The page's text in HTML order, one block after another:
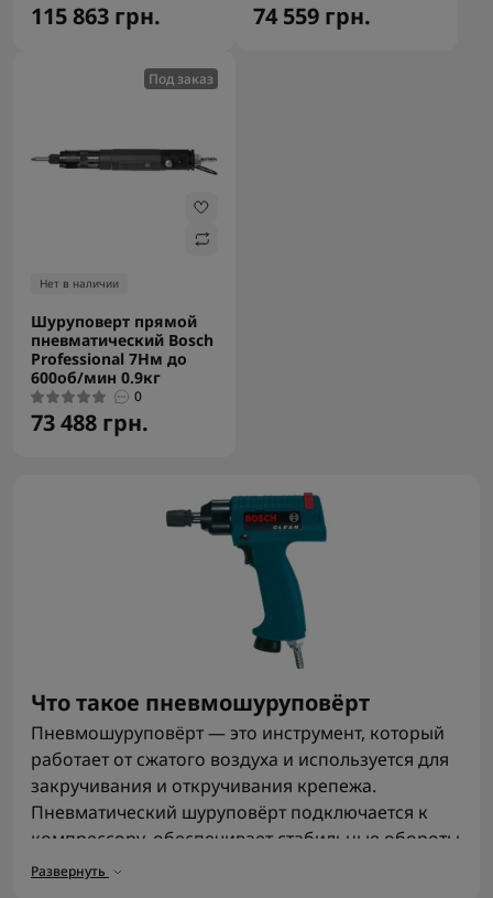
115 863 грн. 74 559 грн.
Под заказ
Нет в наличии
Шуруповерт прямой
пневматический Bosch
Professional 7Нм до
600об/мин 0.9кг
0
73 488 грн.
Что такое пневмошуруповёрт
Пневмошуруповёрт — это инструмент, который
работает от сжатого воздуха и используется для
закручивания и откручивания крепежа.
Пневматический шуруповёрт подключается к
компрессору, обеспечивает стабильные обороты
и подходит для длительной работы без
Развернуть